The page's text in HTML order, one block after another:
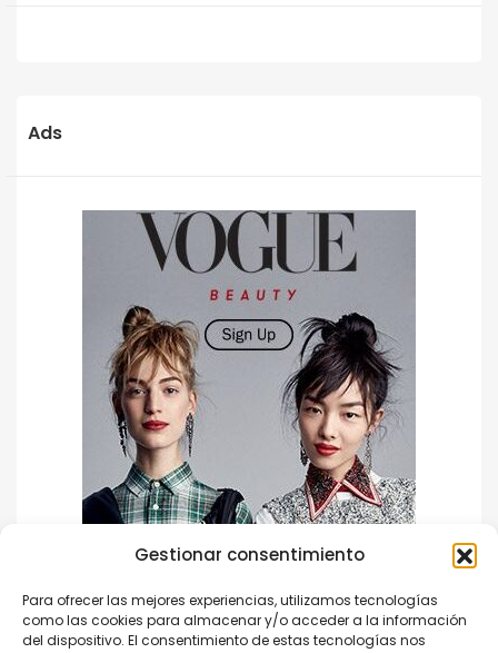
Gestionar consentimiento
Para ofrecer las mejores experiencias, utilizamos tecnologías
como las cookies para almacenar y/o acceder a la información
del dispositivo. El consentimiento de estas tecnologías nos
Ads